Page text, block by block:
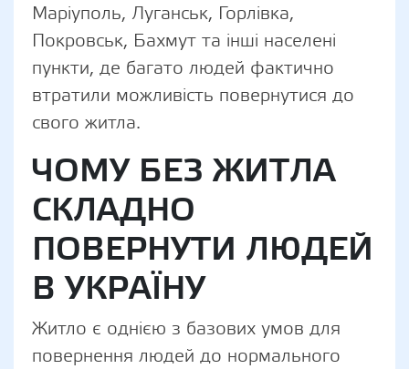
Маріуполь, Луганськ, Горлівка,
Покровськ, Бахмут та інші населені
пункти, де багато людей фактично
втратили можливість повернутися до
свого житла.
ЧОМУ БЕЗ ЖИТЛА
СКЛАДНО
ПОВЕРНУТИ ЛЮДЕЙ
В УКРАЇНУ
Житло є однією з базових умов для
повернення людей до нормального